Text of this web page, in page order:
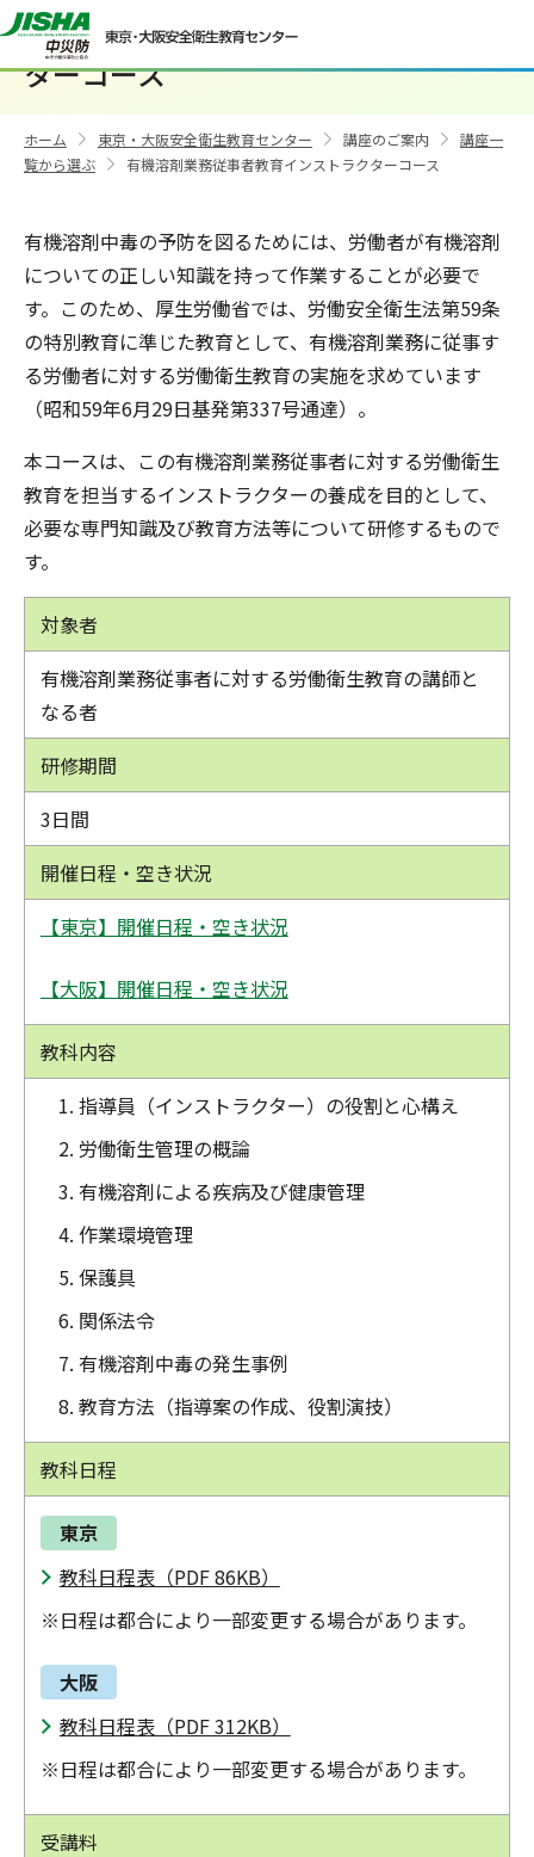
有機溶剤業務従事者教育インストラク
ターコース
ホーム >東京・大阪安全衛生教育センター >講座のご案内 >講座一
覧から選ぶ
>有機溶剤業務従事者教育インストラクターコース
有機溶剤中毒の予防を図るためには、労働者が有機溶剤
についての正しい知識を持って作業することが必要で
す。このため、厚生労働省では、労働安全衛生法第59条
の特別教育に準じた教育として、有機溶剤業務に従事す
る労働者に対する労働衛生教育の実施を求めています
（昭和59年6月29日基発第337号通達）。
本コースは、この有機溶剤業務従事者に対する労働衛生
教育を担当するインストラクターの養成を目的として、
必要な専門知識及び教育方法等について研修するもので
す。
対象者
有機溶剤業務従事者に対する労働衛生教育の講師と
なる者
研修期間
3日間
開催日程・空き状況
【東京】開催日程・空き状況
【大阪】開催日程・空き状況
教科内容
指導員（インストラクター）の役割と心構え
労働衛生管理の概論
有機溶剤による疾病及び健康管理
作業環境管理
保護具
関係法令
有機溶剤中毒の発生事例
教育方法（指導案の作成、役割演技）
教科日程
東京
教科日程表（PDF 86KB）
※日程は都合により一部変更する場合があります。
大阪
教科日程表（PDF 312KB）
※日程は都合により一部変更する場合があります。
受講料